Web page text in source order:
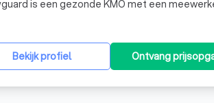
Bekijk profiel Ontvang